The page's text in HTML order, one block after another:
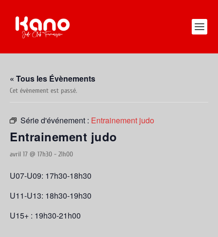
« Tous les Évènements
Cet évènement est passé.
Série d'événement : Entrainement judo
Entrainement judo
avril 17 @ 17h30 - 21h00
U07-U09: 17h30-18h30
U11-U13: 18h30-19h30
U15+ : 19h30-21h00